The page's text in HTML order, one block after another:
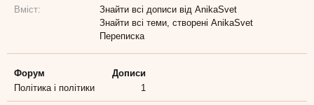
Вміст:
Знайти всі дописи від AnikaSvet
Знайти всі теми, створені AnikaSvet
Переписка
Форум
Дописи
Політика і політики
1